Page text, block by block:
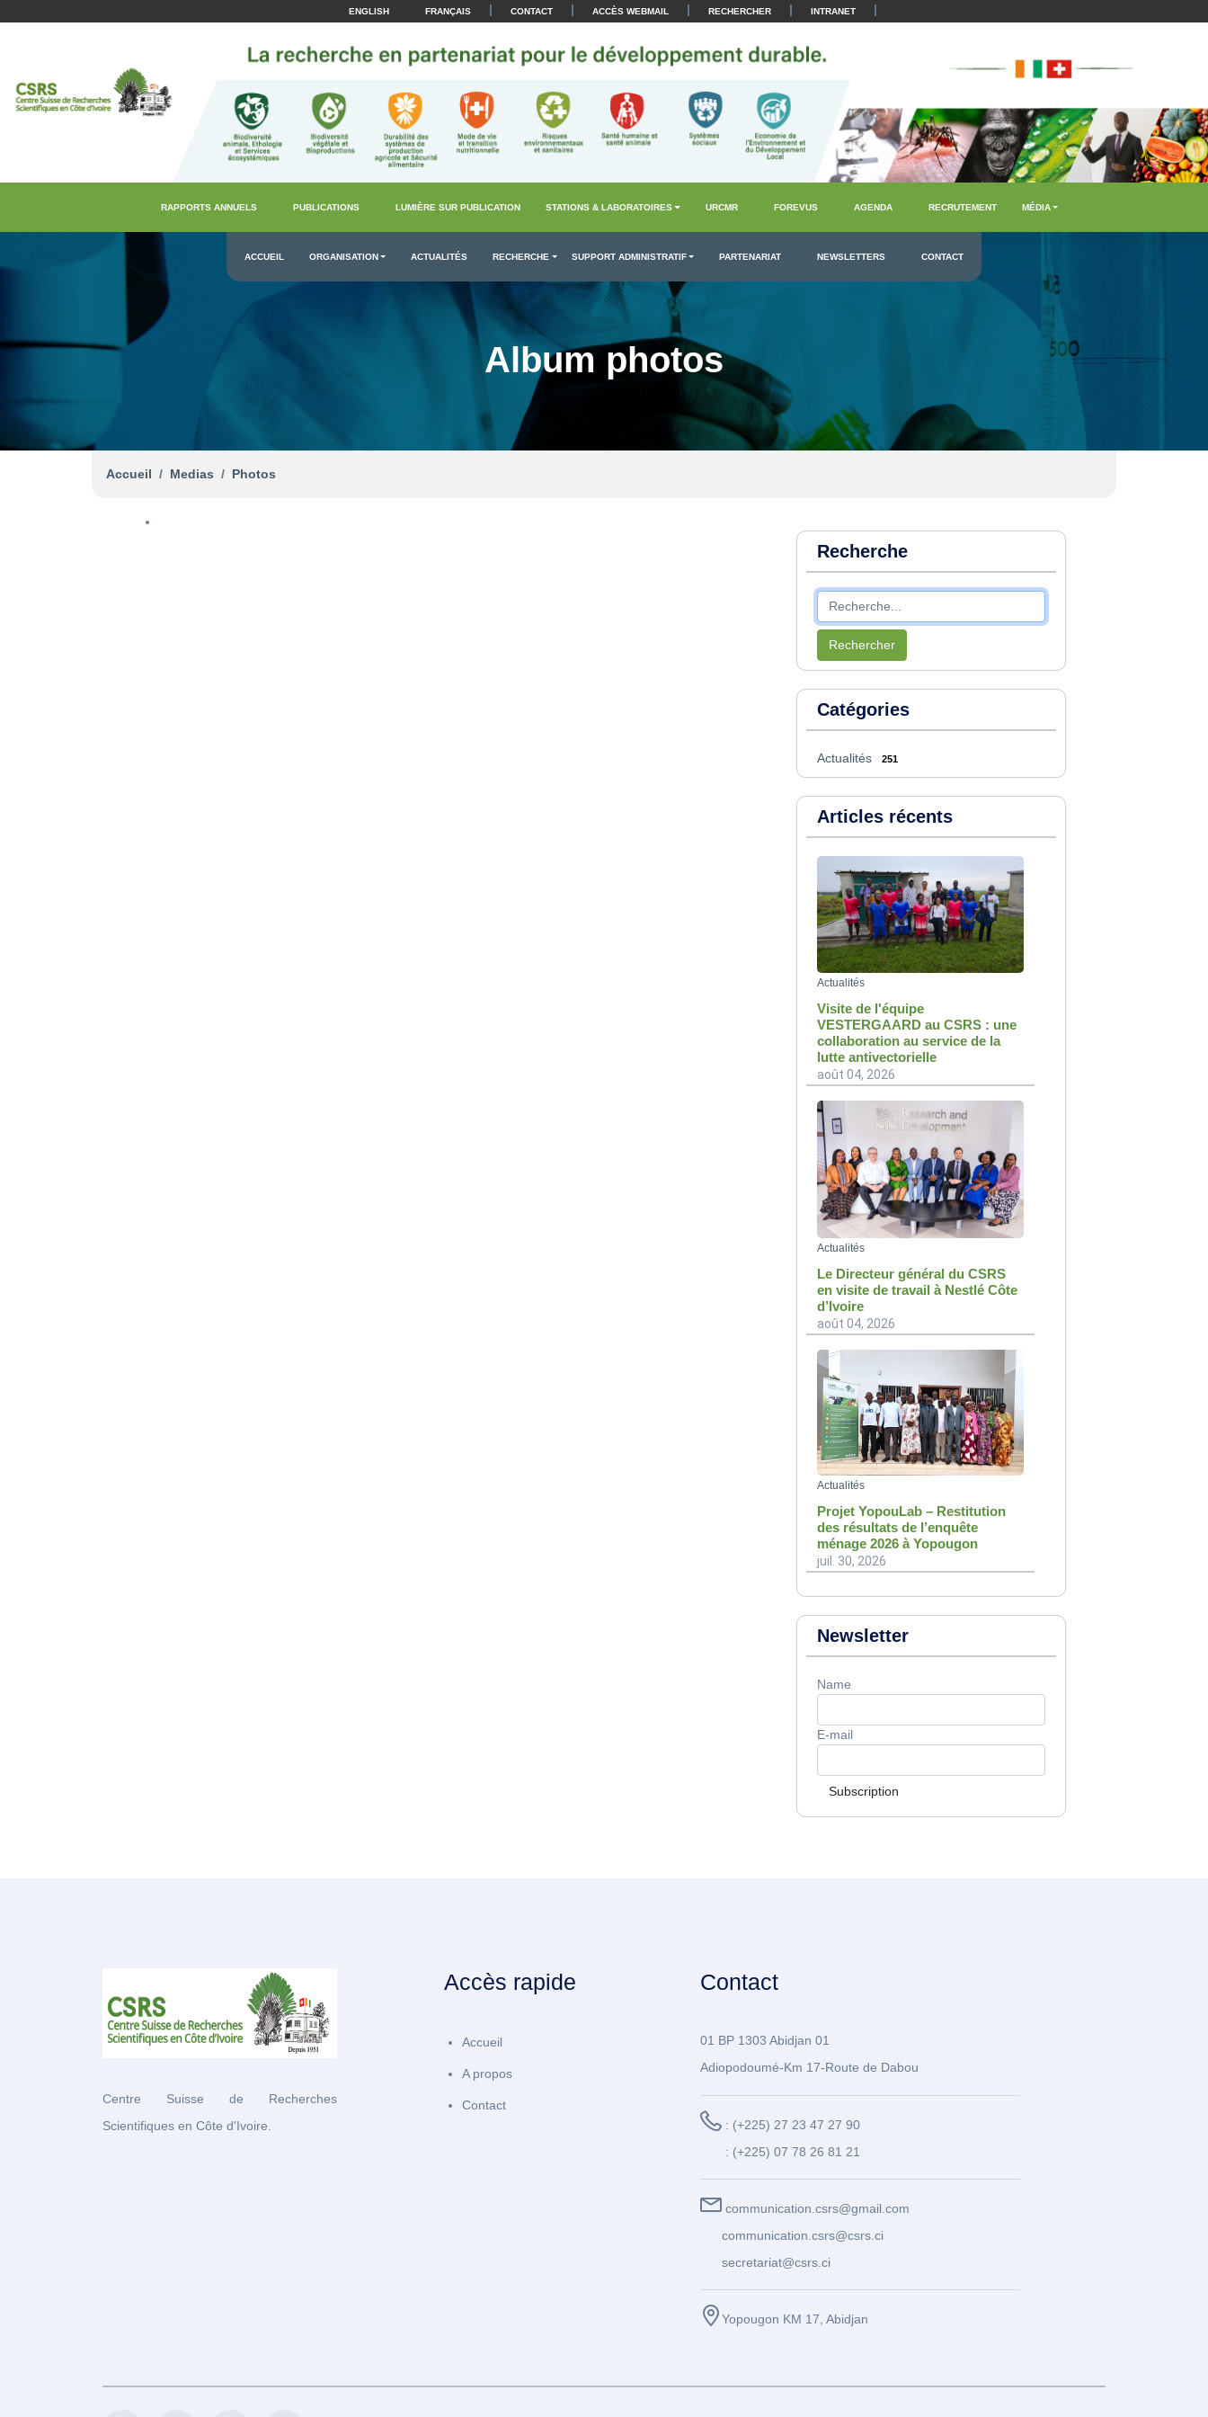
ENGLISH FRANÇAIS | CONTACT | ACCÈS WEBMAIL | RECHERCHER | INTRANET |
RAPPORTS ANNUELS PUBLICATIONS LUMIÈRE SUR PUBLICATION STATIONS & LABORATOIRES URCMR FOREVUS AGENDA RECRUTEMENT MÉDIA
ACCUEIL ORGANISATION ACTUALITÉS RECHERCHE SUPPORT ADMINISTRATIF PARTENARIAT NEWSLETTERS CONTACT
Album photos
Accueil Medias Photos
Recherche
Rechercher
Catégories
Actualités 251
Articles récents
Actualités
Visite de l'équipe
VESTERGAARD au CSRS : une
collaboration au service de la
lutte antivectorielle
août 04, 2026
Actualités
Le Directeur général du CSRS
en visite de travail à Nestlé Côte
d’Ivoire
août 04, 2026
Actualités
Projet YopouLab – Restitution
des résultats de l’enquête
ménage 2026 à Yopougon
juil. 30, 2026
Newsletter
Name
E-mail
Subscription
Centre Suisse de Recherches
Scientifiques en Côte d'Ivoire.
Accès rapide
Accueil
A propos
Contact
Contact
01 BP 1303 Abidjan 01
Adiopodoumé-Km 17-Route de Dabou
: (+225) 27 23 47 27 90
: (+225) 07 78 26 81 21
communication.csrs@gmail.com
communication.csrs@csrs.ci
secretariat@csrs.ci
Yopougon KM 17, Abidjan